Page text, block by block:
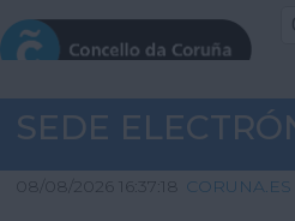
INICIO
SEDE
08/08/2026 16:37:18 CORUNA.ES